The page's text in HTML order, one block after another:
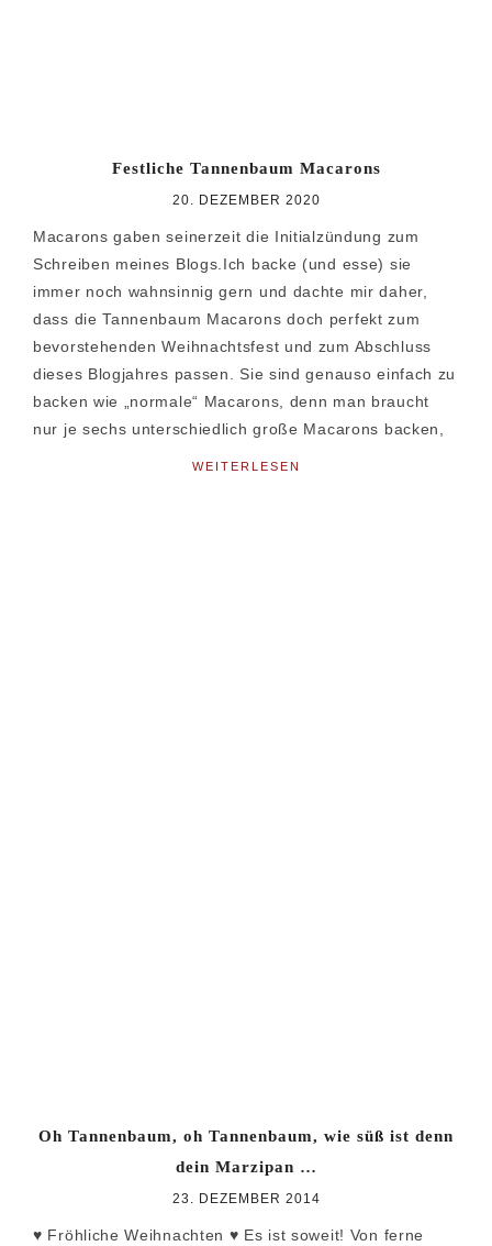
Festliche Tannenbaum Macarons
20. DEZEMBER 2020
Macarons gaben seinerzeit die Initialzündung zum
Schreiben meines Blogs.Ich backe (und esse) sie
immer noch wahnsinnig gern und dachte mir daher,
dass die Tannenbaum Macarons doch perfekt zum
bevorstehenden Weihnachtsfest und zum Abschluss
dieses Blogjahres passen. Sie sind genauso einfach zu
backen wie „normale“ Macarons, denn man braucht
nur je sechs unterschiedlich große Macarons backen,
WEITERLESEN
Oh Tannenbaum, oh Tannenbaum, wie süß ist denn
dein Marzipan …
23. DEZEMBER 2014
♥ Fröhliche Weihnachten ♥ Es ist soweit! Von ferne